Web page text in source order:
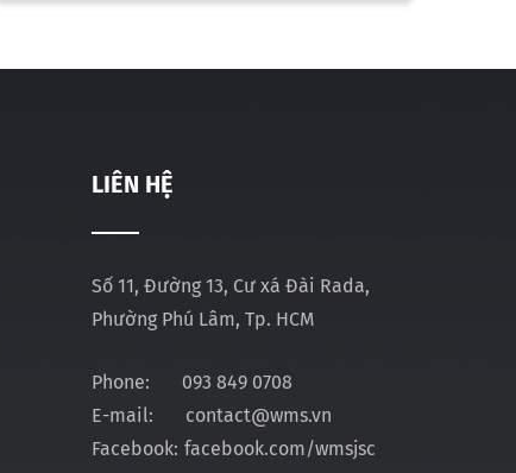
LIÊN HỆ
Số 11, Đường 13, Cư xá Đài Rada,
Phường Phú Lâm, Tp. HCM
Phone:
093 849 0708
E-mail:
contact@wms.vn
Facebook: facebook.com/wmsjsc